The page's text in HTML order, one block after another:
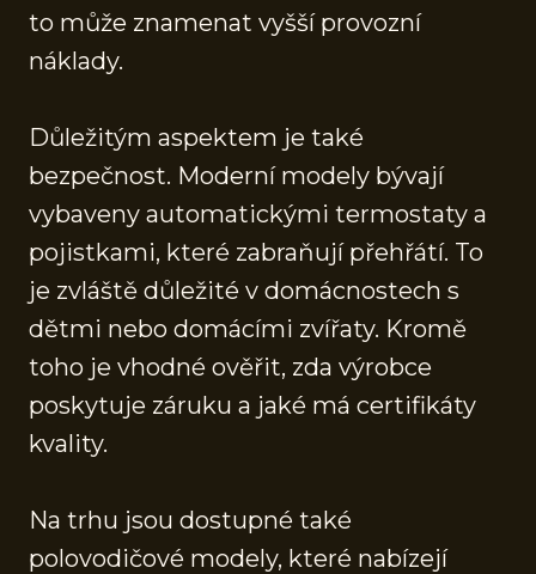
to může znamenat vyšší provozní
náklady.
Důležitým aspektem je také
bezpečnost. Moderní modely bývají
vybaveny automatickými termostaty a
pojistkami, které zabraňují přehřátí. To
je zvláště důležité v domácnostech s
dětmi nebo domácími zvířaty. Kromě
toho je vhodné ověřit, zda výrobce
poskytuje záruku a jaké má certifikáty
kvality.
Na trhu jsou dostupné také
polovodičové modely, které nabízejí